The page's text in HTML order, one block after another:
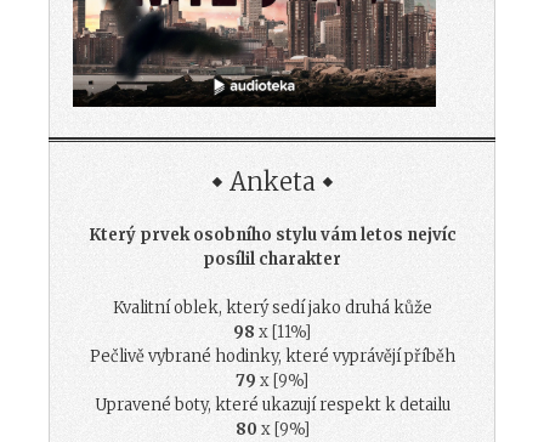
Anketa
Který prvek osobního stylu vám letos nejvíc
posílil charakter
Kvalitní oblek, který sedí jako druhá kůže
98 x [11%]
Pečlivě vybrané hodinky, které vyprávějí příběh
79 x [9%]
Upravené boty, které ukazují respekt k detailu
80 x [9%]